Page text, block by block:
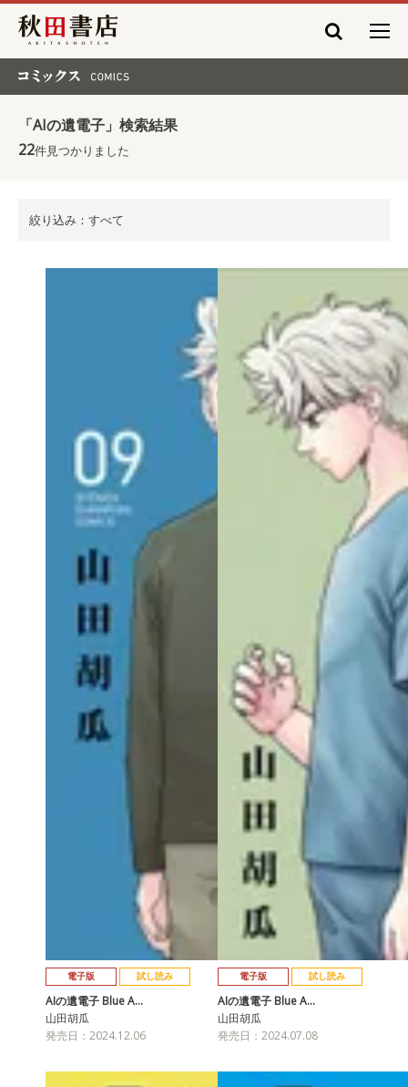
秋田書店
「AIの遺電子」検索結果
22件見つかりました
絞り込み：すべて
電子版 試し読み
AIの遺電子 Blue A…
山田胡瓜
発売日：2024.12.06
電子版 試し読み
AIの遺電子 Blue A…
山田胡瓜
発売日：2024.07.08